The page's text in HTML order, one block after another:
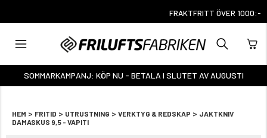
FRAKTFRITT ÖVER 1000:-
SOMMARKAMPANJ: KÖP NU - BETALA I SLUTET AV AUGUSTI
HEM > FRITID > UTRUSTNING > VERKTYG & REDSKAP > JAKTKNIV
DAMASKUS 9,5 - VAPITI